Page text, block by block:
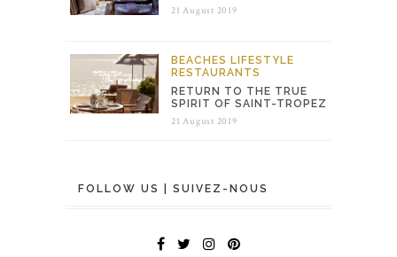
21 August 2019
BEACHES LIFESTYLE
RESTAURANTS
RETURN TO THE TRUE
SPIRIT OF SAINT-TROPEZ
21 August 2019
FOLLOW US | SUIVEZ-NOUS